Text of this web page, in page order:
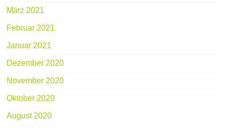
März 2021
Februar 2021
Januar 2021
Dezember 2020
November 2020
Oktober 2020
August 2020